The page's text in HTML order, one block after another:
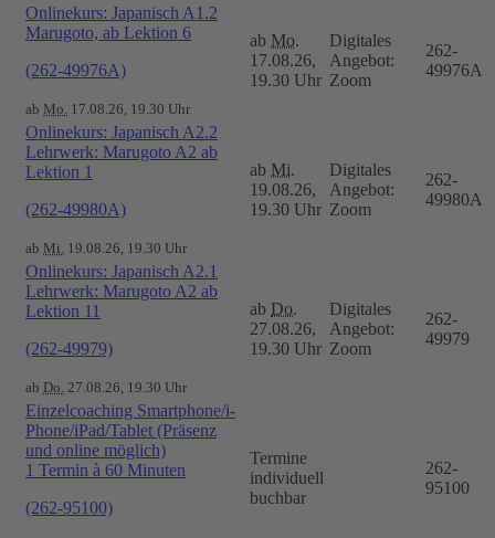
Onlinekurs: Japanisch A1.2
Marugoto, ab Lektion 6
(262-49976A)
ab Mo. 17.08.26, 19.30 Uhr
ab Mo.
17.08.26,
19.30 Uhr
Digitales
Angebot:
Zoom
262-
49976A
Onlinekurs: Japanisch A2.2
Lehrwerk: Marugoto A2 ab
Lektion 1
(262-49980A)
ab Mi. 19.08.26, 19.30 Uhr
ab Mi.
19.08.26,
19.30 Uhr
Digitales
Angebot:
Zoom
262-
49980A
Onlinekurs: Japanisch A2.1
Lehrwerk: Marugoto A2 ab
Lektion 11
(262-49979)
ab Do. 27.08.26, 19.30 Uhr
ab Do.
27.08.26,
19.30 Uhr
Digitales
Angebot:
Zoom
262-
49979
Einzelcoaching Smartphone/i-
Phone/iPad/Tablet (Präsenz
und online möglich)
1 Termin à 60 Minuten
(262-95100)
Termine
individuell
buchbar
262-
95100